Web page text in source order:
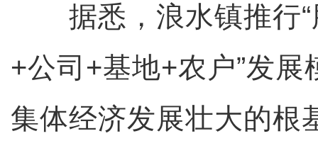
据悉，浪水镇推行“
+公司+基地+农户”发
集体经济发展壮大的根